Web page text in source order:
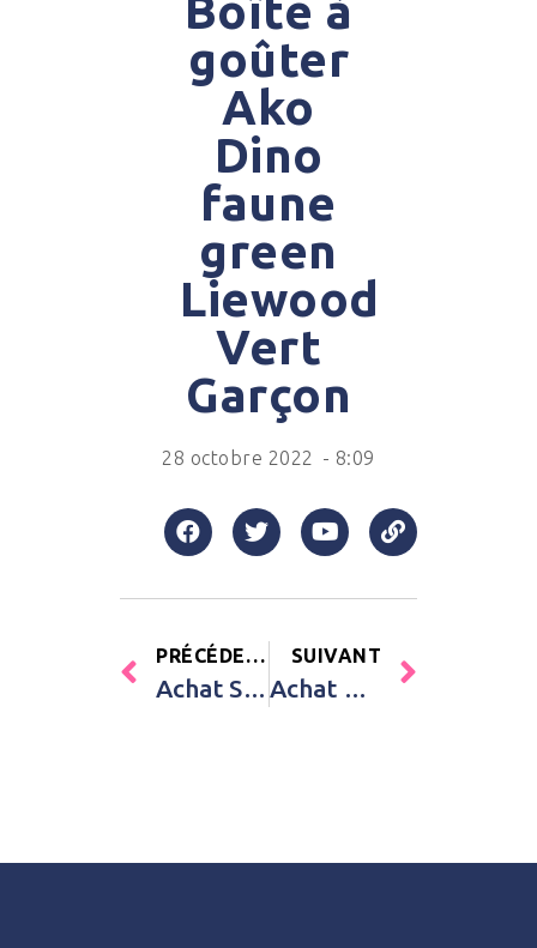
Boîte à
goûter
Ako
Dino
faune
green
Liewood
Vert
Garçon
28 octobre 2022 - 8:09
PRÉCÉDENT
Achat Sables colorés Inspired by Vassily Kandinsky Djeco Multicolore Enfant
SUIVANT
Achat Blocs de construction en silicone Midnight navy multi mix (50 blocs) Liewood Multicolore Garçon